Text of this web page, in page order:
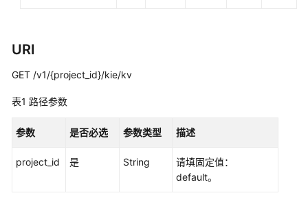
API
参
必
URI
GET /v1/{project_id}/kie/kv
表1 路径参数
参数 是否必选 参数类型 描述
project_id 是 String
请填固定值：
default。